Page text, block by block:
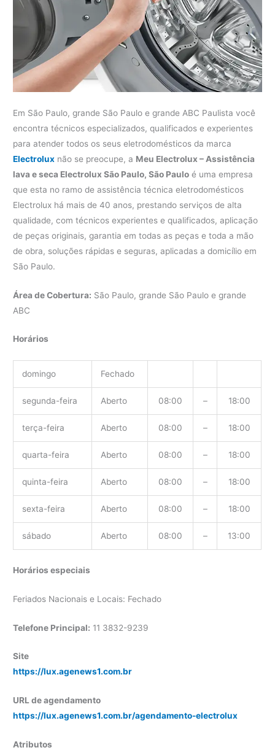
Em São Paulo, grande São Paulo e grande ABC Paulista você
encontra técnicos especializados, qualificados e experientes
para atender todos os seus eletrodomésticos da marca
Electrolux não se preocupe, a Meu Electrolux – Assistência
lava e seca Electrolux São Paulo, São Paulo é uma empresa
que esta no ramo de assistência técnica eletrodomésticos
Electrolux há mais de 40 anos, prestando serviços de alta
qualidade, com técnicos experientes e qualificados, aplicação
de peças originais, garantia em todas as peças e toda a mão
de obra, soluções rápidas e seguras, aplicadas a domicílio em
São Paulo.
Área de Cobertura: São Paulo, grande São Paulo e grande
ABC
Horários
domingo Fechado
segunda-feira Aberto 08:00 – 18:00
terça-feira Aberto 08:00 – 18:00
quarta-feira Aberto 08:00 – 18:00
quinta-feira Aberto 08:00 – 18:00
sexta-feira Aberto 08:00 – 18:00
sábado Aberto 08:00 – 13:00
Horários especiais
Feriados Nacionais e Locais: Fechado
Telefone Principal: 11 3832-9239
Site
https://lux.agenews1.com.br
URL de agendamento
https://lux.agenews1.com.br/agendamento-electrolux
Atributos